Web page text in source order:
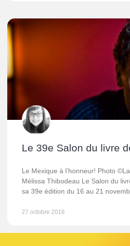
Le 39e Salon du livre
Le Mexique à l’honneur! Photo
Mélissa Thibodeau Le Salon du
sa 39e édition du 16 au 21
27 octobre 2016